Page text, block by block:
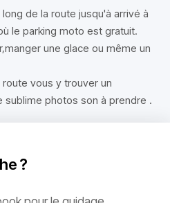
de la route jusqu'à arrivé à
le parking moto est gratuit.
une glace ou même un
route vous y trouver un
photos son à prendre .
?